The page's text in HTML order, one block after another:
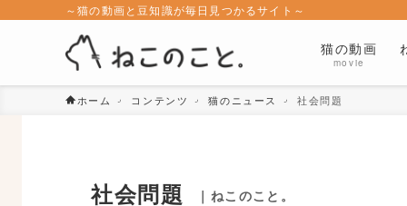
～猫の動画と豆知識が毎日見つかるサイト～
猫の動画
movie
ホーム コンテンツ 猫のニュース 社会問題
社会問題 ｜ねこのこと。